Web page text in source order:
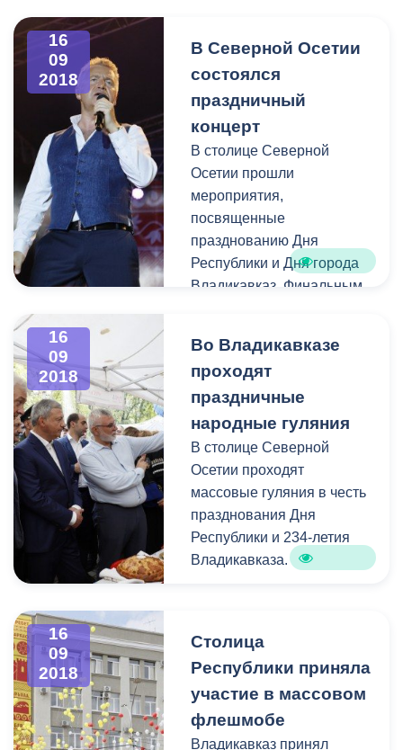
в части изменения зоны
природных ландшафтов.
холодной воды по
адресам:
16
09
2018
В Северной Осетии
состоялся
праздничный
концерт
В столице Северной
Осетии прошли
мероприятия,
посвященные
празднованию Дня
Республики и Дня города
Владикавказ. Финальным
праздничный концерт.
16
09
2018
Во Владикавказе
проходят
праздничные
народные гуляния
В столице Северной
Осетии проходят
массовые гуляния в честь
празднования Дня
Республики и 234-летия
Владикавказа.
16
09
2018
Столица
Республики приняла
участие в массовом
флешмобе
Владикавказ принял